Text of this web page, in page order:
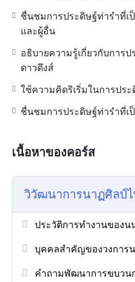
ชื่นชมการประดิษฐ์ท่ารำที่เ
และผู้อื่น
อธิบายความรู้เกี่ยวกับการ
ดาวดึงส์
ใช้ความคิดริเริ่มในการปร
ชื่นชมการประดิษฐ์ท่ารำที่เ
เนื้อหาของคอร์ส
วิวัฒนาการนาฏศิลป์ไ
ประวัติการทำงานของน
บุคคลสำคัญของวงการ
คำถามพัฒนาการขบวน